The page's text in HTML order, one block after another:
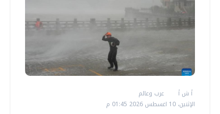
أ ش أ
عرب وعالم
الإثنين، 10 اغسطس 2026 01:45 م